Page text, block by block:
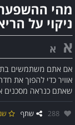
מהי ההשפעה
ניקוי על
א א
אם אתם משתמשים
אוויר כדי להפוך את
שאתם כנראה מסכנים
אהבו:
288 שתף